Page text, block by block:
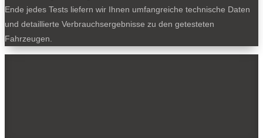
Ende jedes Tests liefern wir Ihnen umfangreiche technische Daten
und detaillierte Verbrauchsergebnisse zu den getesteten
Fahrzeugen.